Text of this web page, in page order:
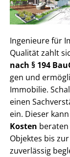
Ingenieure für
Qualität zahlt
nach § 194
gen und
Immobilie.
einen
ein. Dieser
Kosten beraten
Objektes bis
zuverlässig